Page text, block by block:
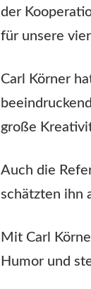
der
für unsere
Carl Körner
große
Auch die
schätzten ihn
Mit Carl
Humor und